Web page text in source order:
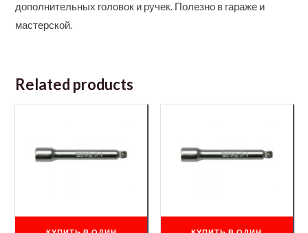
дополнительных головок и ручек. Полезно в гараже и
мастерской.
Related products